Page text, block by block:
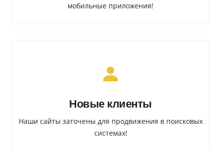
мобильные приложения!
Новые клиенты
Наши сайты заточены для продвижения в поисковых
системах!